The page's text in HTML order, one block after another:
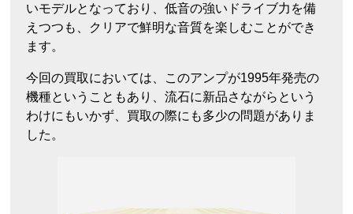
いモデルとなっており、低音の強いドライブ力を備
えつつも、クリアで鮮明な音質を楽しむことができ
ます。
今回の買取においては、このアンプが1995年発売の
機種ということもあり、流石に新品さながらという
わけにもいかず、買取の際にも多少の問題がありま
した。